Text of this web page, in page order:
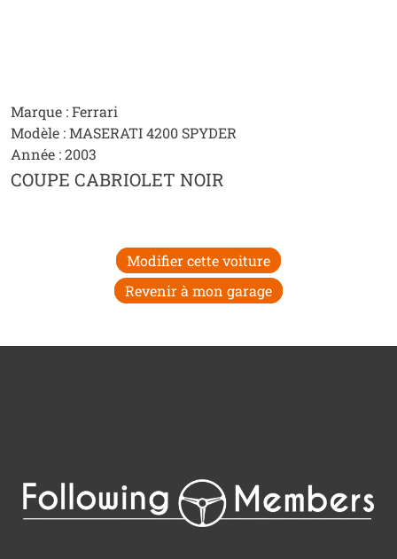
Marque : Ferrari
Modèle : MASERATI 4200 SPYDER
Année : 2003
COUPE CABRIOLET NOIR
Modifier cette voiture
Revenir à mon garage